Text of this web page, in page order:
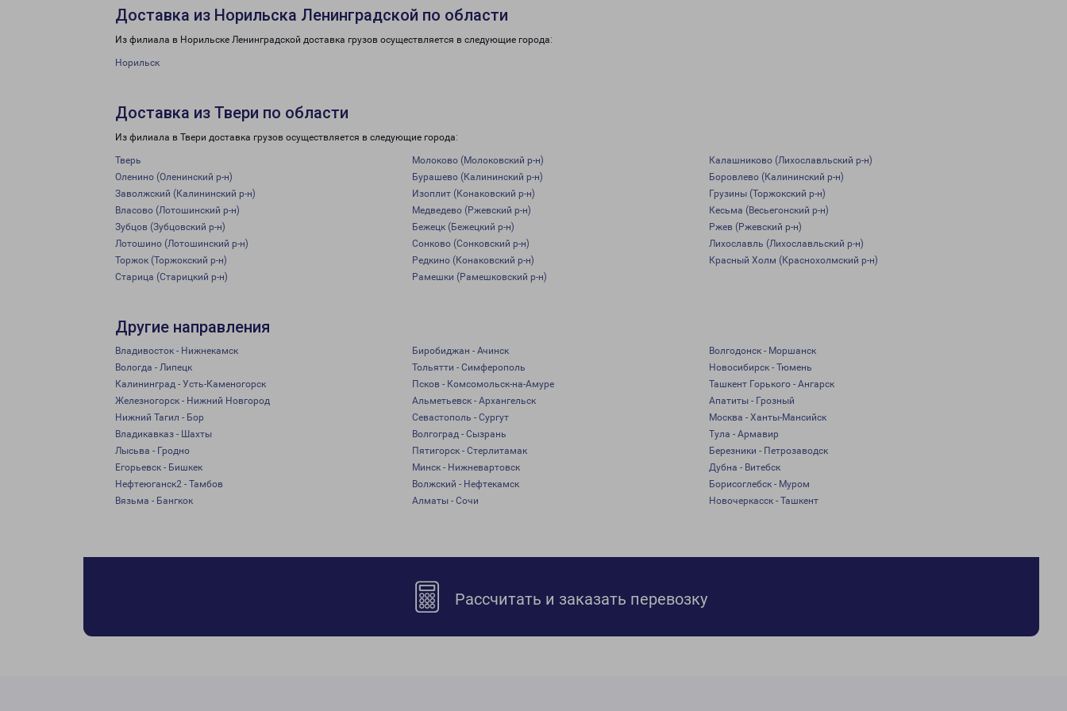
Доставка из Норильска Ленинградской по области
Из филиала в Норильске Ленинградской доставка грузов осуществляется в следующие города:
Норильск
Доставка из Твери по области
Из филиала в Твери доставка грузов осуществляется в следующие города:
Тверь Молоково (Молоковский р-н)
Калашниково (Лихославльский р-н)
Оленино (Оленинский р-н)
Бурашево (Калининский р-н)
Боровлево (Калининский р-н)
Заволжский (Калининский р-н)
Изоплит (Конаковский р-н)
Грузины (Торжокский р-н)
Власово (Лотошинский р-н)
Медведево (Ржевский р-н)
Кесьма (Весьегонский р-н)
Зубцов (Зубцовский р-н)
Бежецк (Бежецкий р-н)
Ржев (Ржевский р-н)
Лотошино (Лотошинский р-н)
Сонково (Сонковский р-н)
Лихославль (Лихославльский р-н)
Торжок (Торжокский р-н)
Редкино (Конаковский р-н)
Красный Холм (Краснохолмский р-н)
Старица (Старицкий р-н)
Рамешки (Рамешковский р-н)
Другие направления
Владивосток - Нижнекамск Биробиджан - Ачинск
Волгодонск - Моршанск
Вологда - Липецк
Тольятти - Симферополь
Новосибирск - Тюмень
Калининград - Усть-Каменогорск
Псков - Комсомольск-на-Амуре
Ташкент Горького - Ангарск
Железногорск - Нижний Новгород
Альметьевск - Архангельск
Апатиты - Грозный
Нижний Тагил - Бор
Севастополь - Сургут
Москва - Ханты-Мансийск
Владикавказ - Шахты
Волгоград - Сызрань
Тула - Армавир
Лысьва - Гродно
Пятигорск - Стерлитамак
Березники - Петрозаводск
Егорьевск - Бишкек
Минск - Нижневартовск
Дубна - Витебск
Нефтеюганск2 - Тамбов
Волжский - Нефтекамск
Борисоглебск - Муром
Вязьма - Бангкок
Алматы - Сочи Новочеркасск - Ташкент
Рассчитать и заказать перевозку